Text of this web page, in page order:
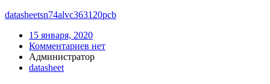
datasheetsn74alvc363120pcb
15 января, 2020
Комментариев нет
Администратор
datasheet